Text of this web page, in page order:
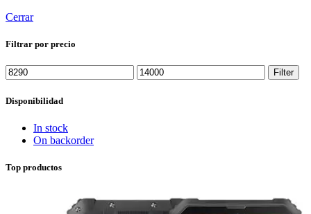
Cerrar
Filtrar por precio
Min
price
Max
price
Filter
Disponibilidad
In stock
On backorder
Top productos